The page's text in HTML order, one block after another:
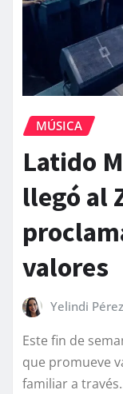
MÚSICA
Latido
llegó al
valores
Yelindi Pérez
Este fin de
que promueve
familiar a